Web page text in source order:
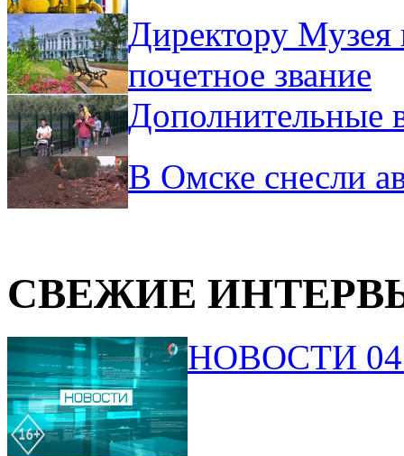
Директору Музея
почетное звание
Дополнительные
В Омске снесли
СВЕЖИЕ
НОВОСТИ